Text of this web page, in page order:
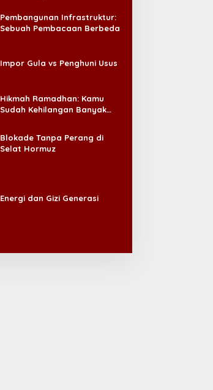
Pembangunan Infrastruktur:
Sebuah Pembacaan Berbeda
Impor Gula vs Penghuni Usus
Hikmah Ramadhan: Kamu
Sudah Kehilangan Banyak
Blokade Tanpa Perang di
Selat Hormuz
Energi dan Gizi Generasi